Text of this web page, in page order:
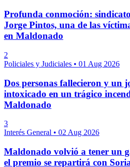
Profunda conmoción:
Jorge Pintos, una de las
en Maldonado
2
Policiales y Judiciales • 01 Aug 2026
Dos personas fallecieron y un
intoxicado en un trágico
Maldonado
3
Interés General • 02 Aug 2026
Maldonado volvió a tener un
el premio se repartirá con